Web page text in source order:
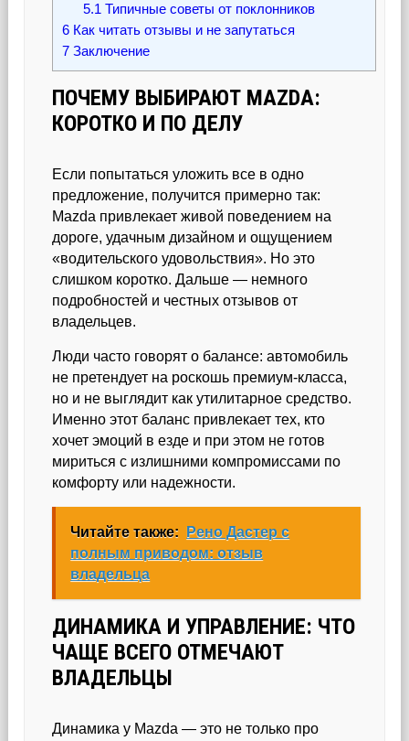
5.1 Типичные советы от поклонников
6 Как читать отзывы и не запутаться
7 Заключение
ПОЧЕМУ ВЫБИРАЮТ MAZDA:
КОРОТКО И ПО ДЕЛУ
Если попытаться уложить все в одно
предложение, получится примерно так:
Mazda привлекает живой поведением на
дороге, удачным дизайном и ощущением
«водительского удовольствия». Но это
слишком коротко. Дальше — немного
подробностей и честных отзывов от
владельцев.
Люди часто говорят о балансе: автомобиль
не претендует на роскошь премиум-класса,
но и не выглядит как утилитарное средство.
Именно этот баланс привлекает тех, кто
хочет эмоций в езде и при этом не готов
мириться с излишними компромиссами по
комфорту или надежности.
Читайте также:
Рено Дастер с
полным приводом: отзыв
владельца
ДИНАМИКА И УПРАВЛЕНИЕ: ЧТО
ЧАЩЕ ВСЕГО ОТМЕЧАЮТ
ВЛАДЕЛЬЦЫ
Динамика у Mazda — это не только про